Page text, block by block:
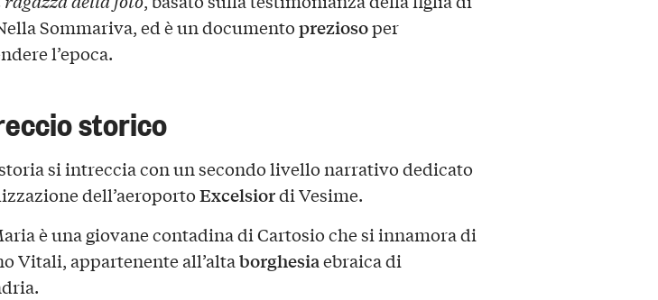
Sommariva, ed è un documentopreziosoper
l’epoca.
storico
si intreccia con un secondo livello narrativo dedicato
dell’aeroportoExcelsiordi Vesime.
è una giovane contadina di Cartosio che si innamora di
Vitali, appartenente all’altaborghesiaebraica di